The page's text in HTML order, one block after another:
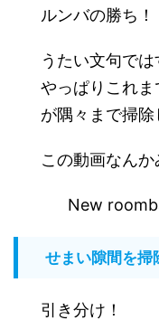
ルンバの勝ち！
うたい文句では
やっぱりこれ
が隅々まで掃除
この動画なんか
New
せまい隙間を掃
引き分け！